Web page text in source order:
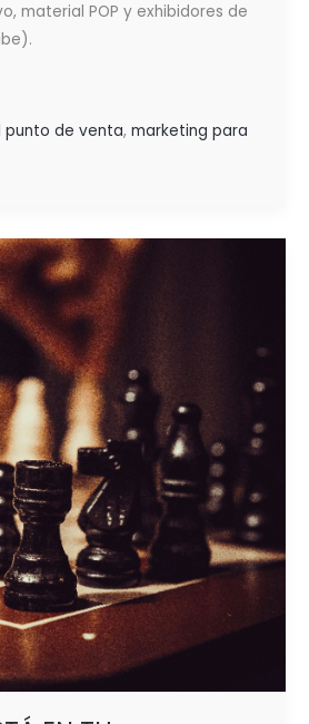
material POP y exhibidores de
punto de venta, marketing para